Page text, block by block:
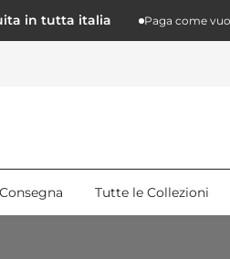
in tutta italia Paga come vuoi
Tutte le Collezioni